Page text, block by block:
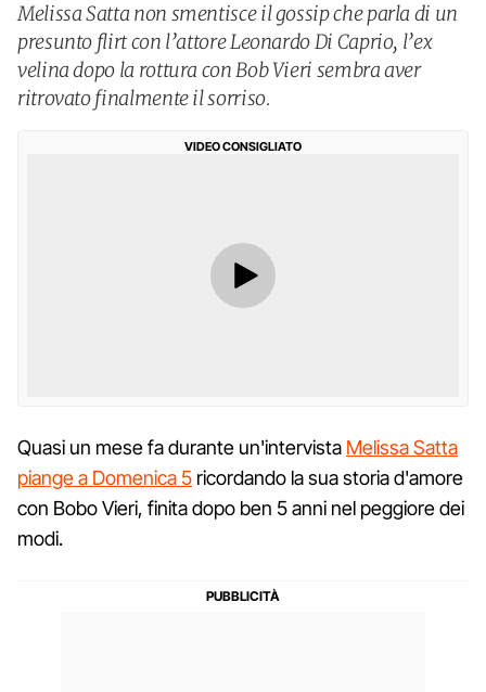
Melissa Satta non smentisce il gossip che parla di un
presunto flirt con l’attore Leonardo Di Caprio, l’ex
velina dopo la rottura con Bob Vieri sembra aver
ritrovato finalmente il sorriso.
VIDEO CONSIGLIATO
Quasi un mese fa durante un'intervista Melissa Satta
piange a Domenica 5 ricordando la sua storia d'amore
con Bobo Vieri, finita dopo ben 5 anni nel peggiore dei
modi.